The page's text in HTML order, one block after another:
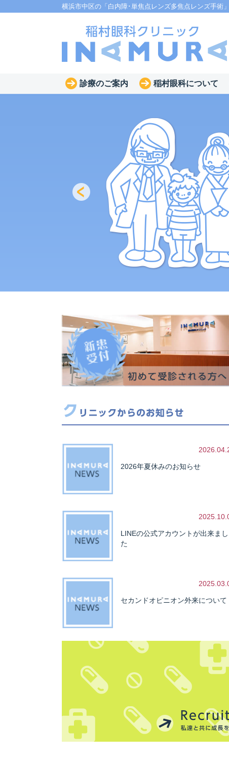
横浜市中区の「白内障･単焦点レンズ多焦点レンズ手術
診療のご案内 稲村眼科について
2026年夏休みのお知らせ
LINEの公式アカウントが出来まし
た
セカンドオピニオン外来について